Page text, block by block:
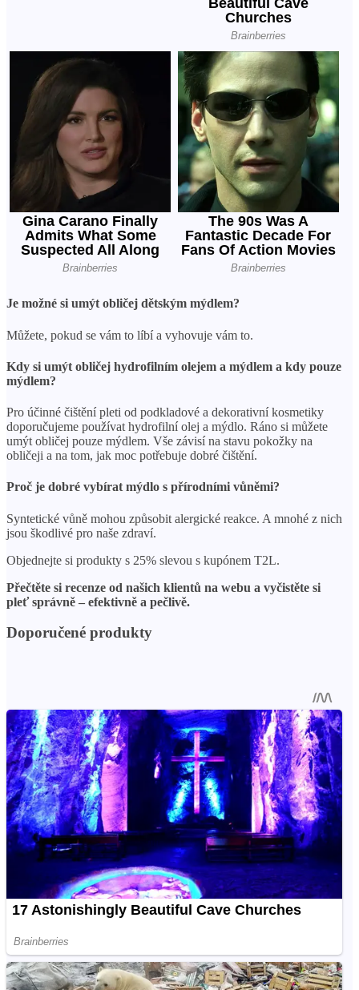
Je možné si umýt obličej dětským mýdlem?
Můžete, pokud se vám to líbí a vyhovuje vám to.
Kdy si umýt obličej hydrofilním olejem a mýdlem a kdy pouze
mýdlem?
Pro účinné čištění pleti od podkladové a dekorativní kosmetiky
doporučujeme používat hydrofilní olej a mýdlo. Ráno si můžete
umýt obličej pouze mýdlem. Vše závisí na stavu pokožky na
obličeji a na tom, jak moc potřebuje dobré čištění.
Proč je dobré vybírat mýdlo s přírodními vůněmi?
Syntetické vůně mohou způsobit alergické reakce. A mnohé z nich
jsou škodlivé pro naše zdraví.
Objednejte si produkty s 25% slevou s kupónem T2L.
Přečtěte si recenze od našich klientů na webu a vyčistěte si
pleť správně – efektivně a pečlivě.
Doporučené produkty